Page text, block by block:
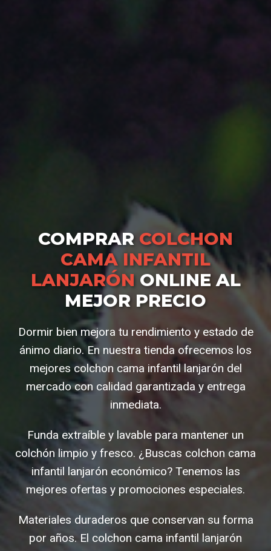
COMPRAR COLCHON
CAMA INFANTIL
LANJARÓNONLINE AL
MEJOR PRECIO
Dormir bien mejora tu rendimiento y estado de
ánimo diario. En nuestra tienda ofrecemos los
mejores colchon cama infantil lanjarón del
mercado con calidad garantizada y entrega
inmediata.
Funda extraíble y lavable para mantener un
colchón limpio y fresco. ¿Buscas colchon cama
infantil lanjarón económico? Tenemos las
mejores ofertas y promociones especiales.
Materiales duraderos que conservan su forma
por años. El colchon cama infantil lanjarón